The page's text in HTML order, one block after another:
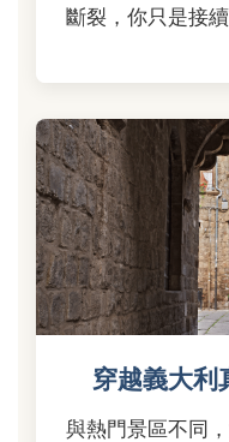
斷裂，你只是接
穿越義大利
與熱門景區不同